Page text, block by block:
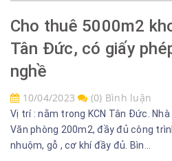
Cho thuê 5000m2
Tân Đức, có giấy
nghề
10/04/2023 (0) Bình luận
Vị trí : nằm trong KCN Tân Đức. Nhà xưởng xây dựng 5.000 m2
Văn phòng 200m2, đầy đủ công
nhuộm, gỗ , cơ khí đầy đủ. Bìn...